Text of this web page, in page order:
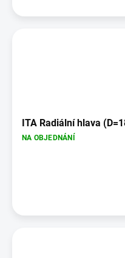
ITA Radiální hlava
NA OBJEDNÁNÍ